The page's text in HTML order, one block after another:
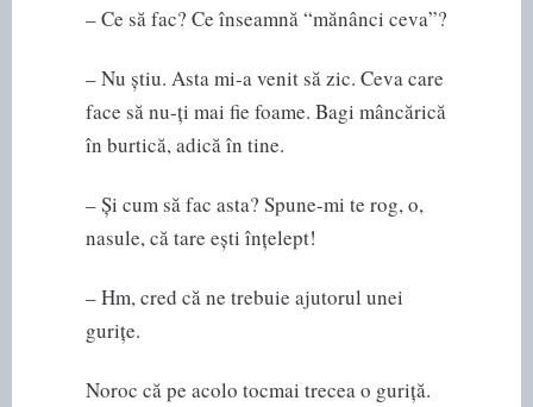
– Ce să fac? Ce înseamnă “mănânci ceva”?
– Nu știu. Asta mi-a venit să zic. Ceva care
face să nu-ți mai fie foame. Bagi mâncărică
în burtică, adică în tine.
– Și cum să fac asta? Spune-mi te rog, o,
nasule, că tare ești înțelept!
– Hm, cred că ne trebuie ajutorul unei
gurițe.
Noroc că pe acolo tocmai trecea o guriță.